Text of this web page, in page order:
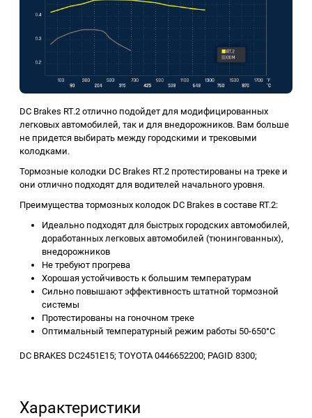
DC Brakes RT.2 отлично подойдет для модифицированных
легковых автомобилей, так и для внедорожников. Вам больше
не придется выбирать между городскими и трековыми
колодками.
Тормозные колодки DC Brakes RT.2 протестированы на треке и
они отлично подходят для водителей начального уровня.
Преимущества тормозных колодок DC Brakes в составе RT.2:
Идеально подходят для быстрых городских автомобилей,
доработанных легковых автомобилей (тюнингованных),
внедорожников
Не требуют прогрева
Хорошая устойчивость к большим температурам
Сильно повышают эффективность штатной тормозной
системы
Протестированы на гоночном треке
Оптимальный температурный режим работы 50-650°C
DC BRAKES DC2451E15; TOYOTA 0446652200; PAGID 8300;
Характеристики